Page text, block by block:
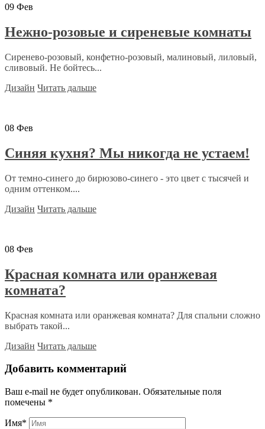
09 Фев
Нежно-розовые и сиреневые комнаты
Сиренево-розовый, конфетно-розовый, малиновый, лиловый,
сливовый. Не бойтесь...
Дизайн Читать дальше
08 Фев
Синяя кухня? Мы никогда не устаем!
От темно-синего до бирюзово-синего - это цвет с тысячей и
одним оттенком....
Дизайн Читать дальше
08 Фев
Красная комната или оранжевая
комната?
Красная комната или оранжевая комната? Для спальни сложно
выбрать такой...
Дизайн Читать дальше
Добавить комментарий
Ваш e-mail не будет опубликован. Обязательные поля
помечены *
Имя*